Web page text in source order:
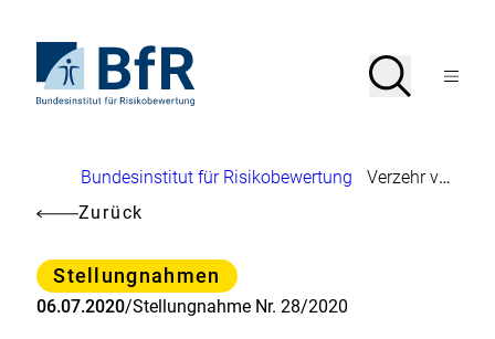
Seiteninhalt
springenStartseite
von
Suche
SucheMenü
Brotkrumennavigation
Bundesinstitut für Risikobewertung
Verzehr von Schaf- oder Rinderleber kann erheblich zu Gesamtaufnahme von Per- und Polyfluoralkylsubstanzen (PFAS) beitragen
Zurück
Kategorie
Stellungnahmen
06.07.2020/Stellungnahme Nr. 28/2020